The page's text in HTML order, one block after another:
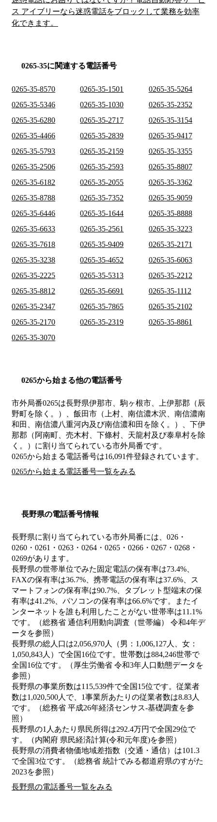
ス アイブリーなら迷惑電話をブロックして業務を効率
化できます。
0265-35に関連する電話番号
0265-35-8570 0265-35-1501
0265-35-5264
0265-35-5346
0265-35-1030
0265-35-2352
0265-35-6280
0265-35-2717
0265-35-3154
0265-35-4466
0265-35-2839
0265-35-9417
0265-35-5793
0265-35-2159
0265-35-3355
0265-35-2506
0265-35-2593
0265-35-8807
0265-35-6182
0265-35-2055
0265-35-3362
0265-35-8788
0265-35-7352
0265-35-9059
0265-35-6446
0265-35-1644
0265-35-8888
0265-35-6633
0265-35-2561
0265-35-3223
0265-35-7618
0265-35-9409
0265-35-2171
0265-35-3238
0265-35-4652
0265-35-6063
0265-35-2225
0265-35-5313
0265-35-2212
0265-35-8812
0265-35-6691
0265-35-1112
0265-35-2347
0265-35-7865
0265-35-2102
0265-35-2170
0265-35-2319
0265-35-8861
0265-35-3070
0265から始まる他の電話番号
市外局番0265は長野県伊那市、駒ヶ根市、上伊那郡（辰
野町を除く。）、飯田市（上村、南信濃木沢、南信濃南
和田、南信濃八重河内及び南信濃和田を除く。）、下伊
那郡（阿南町、売木村、下條村、天龍村及び泰阜村を除
く。） に割り当てられている市外局番です。
0265から始まる電話番号は16,091件登録されています。
0265から始まる電話番号一覧をみる
長野県の電話番号情報
長野県に割り当てられている市外局番には、026・
0260・0261・0263・0264・0265・0266・0267・0268・
0269があります。
長野県の世帯単位でみた固定電話の保有率は73.4%、
FAXの保有率は36.7%、携帯電話の保有率は37.6%、ス
マートフォンの保有率は90.7%、タブレット型端末の保
有率は41.2%、パソコンの保有率は66.6%です。またイ
ンターネットを誰も利用したことがない世帯率は11.1%
です。（総務省 通信利用動向調査（世帯編） 令和4年デ
ータを参照）
長野県の総人口は2,056,970人（男：1,006,127人、女：
1,050,843人）で全国16位です。世帯数は884,246世帯で
全国16位です。（厚生労働省 令和3年人口動態データを
参照）
長野県の事業所数は115,539件で全国15位です。従業者
数は1,020,500人で、1事業所あたりの従業者数は8.83人
です。（総務省 平成26年経済センサス‐基礎調査を参
照）
長野県の1人あたり県民所得は292.4万円で全国29位で
す。（内閣府 県民経済計算(令和元年度)を参照）
長野県の消費者物価地域差指数（交通・通信）は101.3
で全国3位です。（総務省 統計でみる都道府県のすがた
2023を参照）
長野県の電話番号一覧をみる